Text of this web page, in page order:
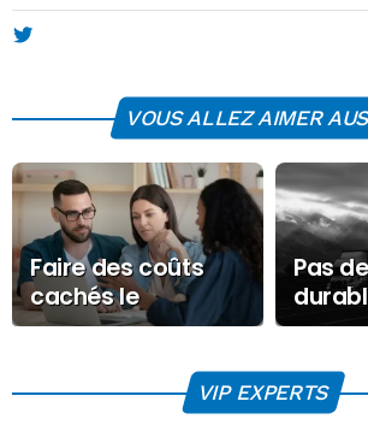
les vendredis un article sur l'art et la
travers l'économie, et intervient
VOUS ALLEZ AIMER
Faire des coûts
cachés le
carburant de la
Pas
un
VIP EXPERTS